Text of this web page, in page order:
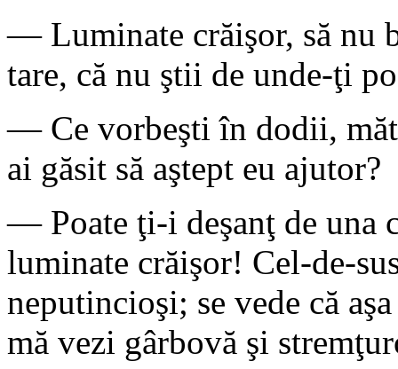
— Luminate crăişor, să nu
tare, că nu ştii de unde-ţi
— Ce vorbeşti în dodii,
ai găsit să aştept eu ajutor?
— Poate ţi-i deşanţ de una
luminate crăişor! Cel-de-
neputincioşi; se vede că
mă vezi gârbovă şi